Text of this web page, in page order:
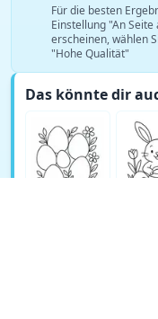
Für die besten
Einstellung "An
erscheinen, wählen
"Hohe Qualität"
Das könnte dir